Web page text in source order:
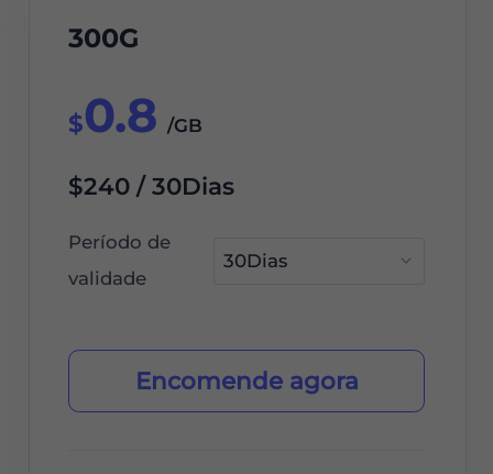
300G
$0.8 /GB
$240 / 30Dias
Período de
validade
Encomende agora